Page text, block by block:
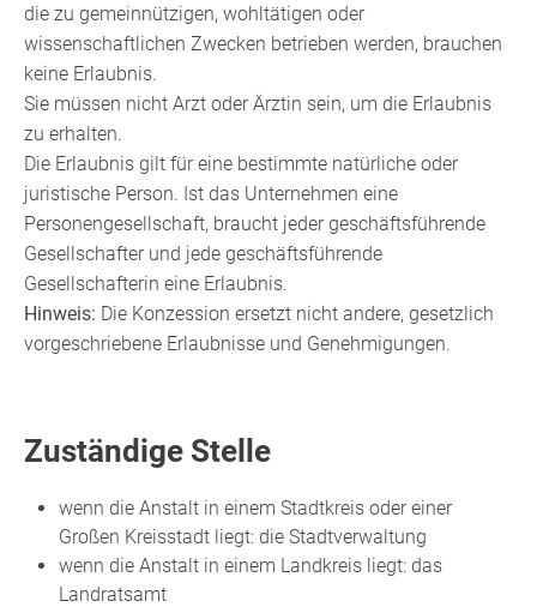
die zu gemeinnützigen, wohltätigen oder
wissenschaftlichen Zwecken betrieben werden, brauchen
keine Erlaubnis.
Sie müssen nicht Arzt oder Ärztin sein, um die Erlaubnis
zu erhalten.
Die Erlaubnis gilt für eine bestimmte natürliche oder
juristische Person. Ist das Unternehmen eine
Personengesellschaft, braucht jeder geschäftsführende
Gesellschafter und jede geschäftsführende
Gesellschafterin eine Erlaubnis.
Hinweis: Die Konzession ersetzt nicht andere, gesetzlich
vorgeschriebene Erlaubnisse und Genehmigungen.
Zuständige Stelle
wenn die Anstalt in einem Stadtkreis oder einer
Großen Kreisstadt liegt: die Stadtverwaltung
wenn die Anstalt in einem Landkreis liegt: das
Landratsamt